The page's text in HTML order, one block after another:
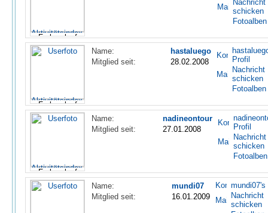
Nachricht
schicken
Fotoalben
Name:
hastaluego
Mitglied seit:
28.02.2008
Profil
Nachricht
schicken
Fotoalben
Name:
nadineontour
Mitglied seit:
27.01.2008
Profil
Nachricht
schicken
Fotoalben
Name:
mundi07
Mitglied seit:
16.01.2009
mundi07's
Nachricht
schicken